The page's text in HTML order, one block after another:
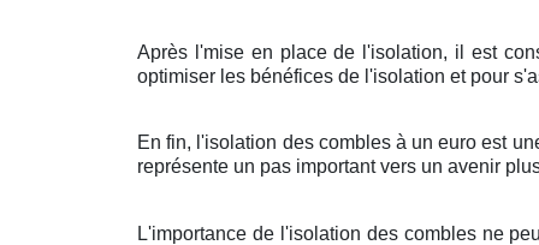
Après l'mise en place de l'isolation, il est
optimiser les bénéfices de l'isolation et pour
En fin, l'isolation des combles à un euro est
représente un pas important vers un avenir
L'importance de l'isolation des combles ne